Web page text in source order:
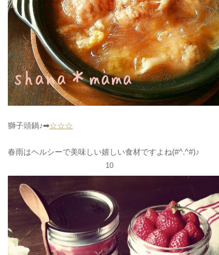
獅子頭鍋♪➡☆☆☆
春雨はヘルシーで美味しい嬉しい食材ですよね(#^.^#)♪
10